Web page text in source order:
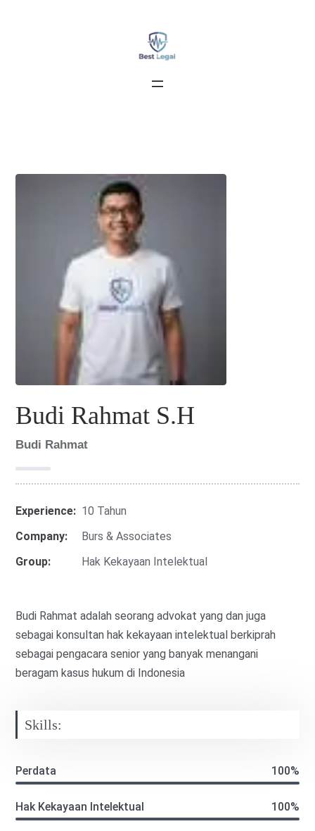
Budi Rahmat S.H
Budi Rahmat
Experience: 10 Tahun
Company:
Burs & Associates
Group:
Hak Kekayaan Intelektual
Budi Rahmat adalah seorang advokat yang dan juga
sebagai konsultan hak kekayaan intelektual berkiprah
sebagai pengacara senior yang banyak menangani
beragam kasus hukum di Indonesia
Skills:
Perdata 100%
Hak Kekayaan Intelektual 100%